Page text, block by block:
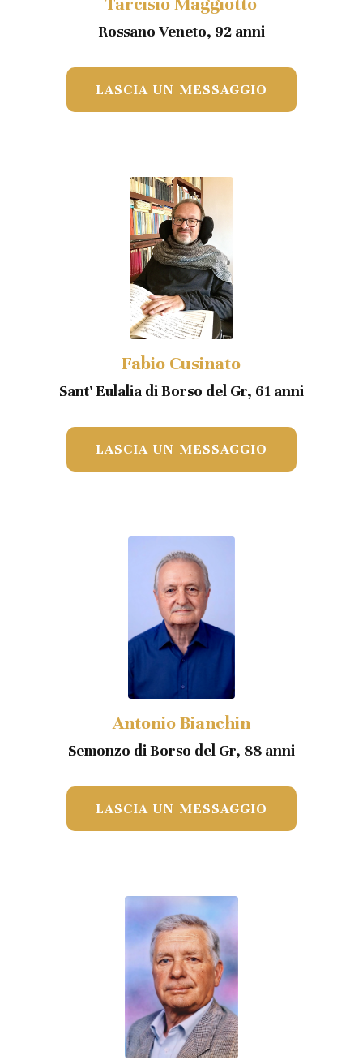
Rossano Veneto, 92 anni
LASCIA UN MESSAGGIO
Fabio Cusinato
Sant' Eulalia di Borso del Gr, 61 anni
LASCIA UN MESSAGGIO
Antonio Bianchin
Semonzo di Borso del Gr, 88 anni
LASCIA UN MESSAGGIO